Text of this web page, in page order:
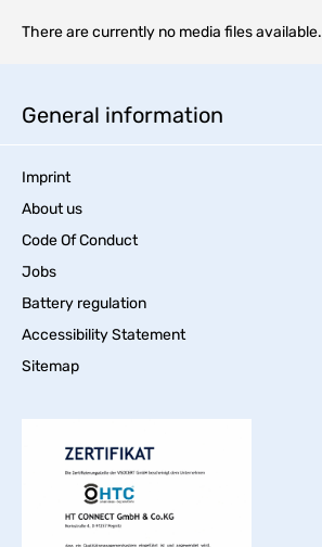
There are currently no media files available.
General information
Imprint
About us
Code Of Conduct
Jobs
Battery regulation
Accessibility Statement
Sitemap